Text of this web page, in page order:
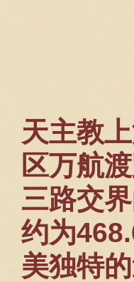
天主教
区万航
三路交
约为
美独特